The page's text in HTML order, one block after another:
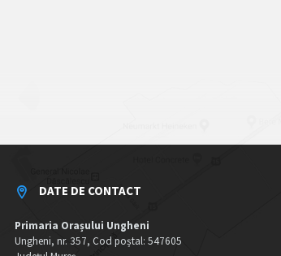
DATE DE CONTACT
Primaria Orașului Ungheni
Ungheni, nr. 357, Cod poștal: 547605